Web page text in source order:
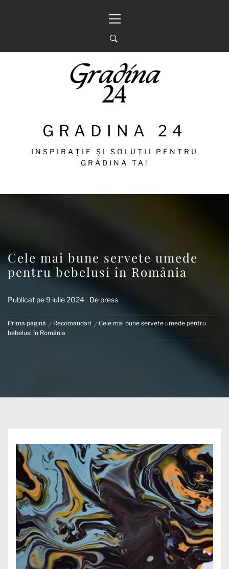
principal
GRADINA 24
INSPIRAȚIE ȘI SOLUȚII PENTRU
GRĂDINA TA!
Cele mai bune servete umede
pentru bebelusi în România
Publicat pe9 iulie 2024 De press
Prima pagină Recomandari
Cele mai bune servete umede pentru
bebelusi în România